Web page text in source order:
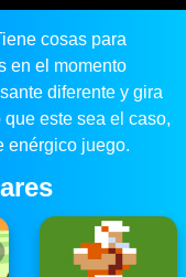
cosas para
en el momento
diferente y gira
este sea el caso,
enérgico juego.